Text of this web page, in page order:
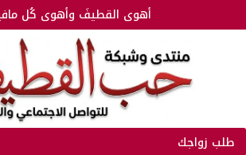
أهوى القطيفَ وأهوى كُل
طلب زواجك